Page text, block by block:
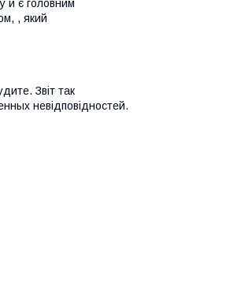
и є головним
, , який
. Звіт так
невідповідностей.